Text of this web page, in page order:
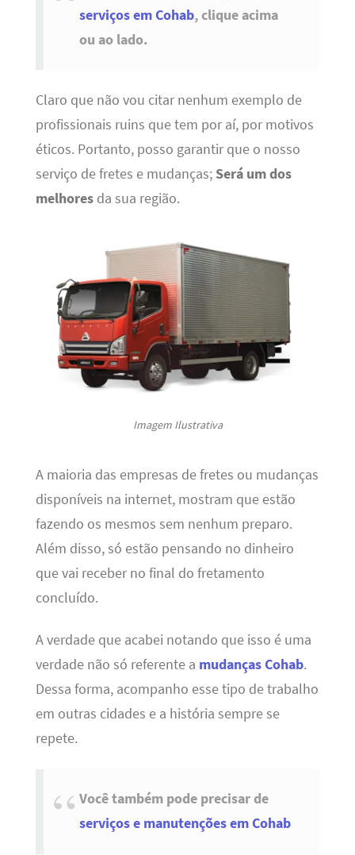
serviços em Cohab, clique acima
ou ao lado.
Claro que não vou citar nenhum exemplo de
profissionais ruins que tem por aí, por motivos
éticos. Portanto, posso garantir que o nosso
serviço de fretes e mudanças; Será um dos
melhoresda sua região.
Imagem Ilustrativa
A maioria das empresas de fretes ou mudanças
disponíveis na internet, mostram que estão
fazendo os mesmos sem nenhum preparo.
Além disso, só estão pensando no dinheiro
que vai receber no final do fretamento
concluído.
A verdade que acabei notando que isso é uma
verdade não só referente a mudanças Cohab.
Dessa forma, acompanho esse tipo de trabalho
em outras cidades e a história sempre se
repete.
Você também pode precisar de
serviços e manutenções em Cohab